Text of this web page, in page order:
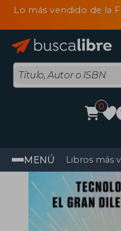
Lo más vendido de la
0
MENÚ Libros más